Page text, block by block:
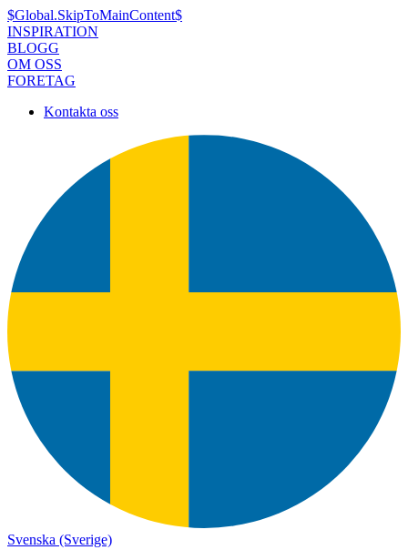
$Global.SkipToMainContent$
INSPIRATION
BLOGG
OM OSS
FORETAG
Kontakta oss
Svenska (Sverige)